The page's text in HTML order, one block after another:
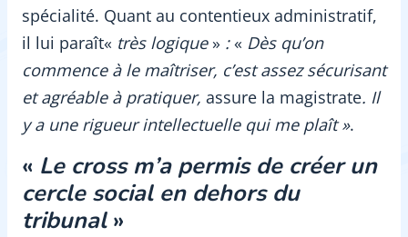
spécialité. Quant au contentieux administratif,
il lui paraît« très logique » :« Dès qu’on
commence à le maîtriser, c’est assez sécurisant
et agréable à pratiquer, assure la magistrate. Il
y a une rigueur intellectuelle qui me plaît ».
« Le cross m’a permis de créer un
cercle social en dehors du
tribunal»